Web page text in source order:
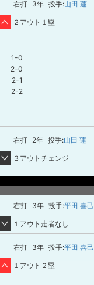
右打 3年 投手:山田 蓮
２アウト１塁
1-0
2-0
2-1
2-2
右打 2年 投手:山田 蓮
３アウトチェンジ
右打 3年 投手:平田 喜己
１アウト走者なし
右打 3年 投手:平田 喜己
１アウト２塁